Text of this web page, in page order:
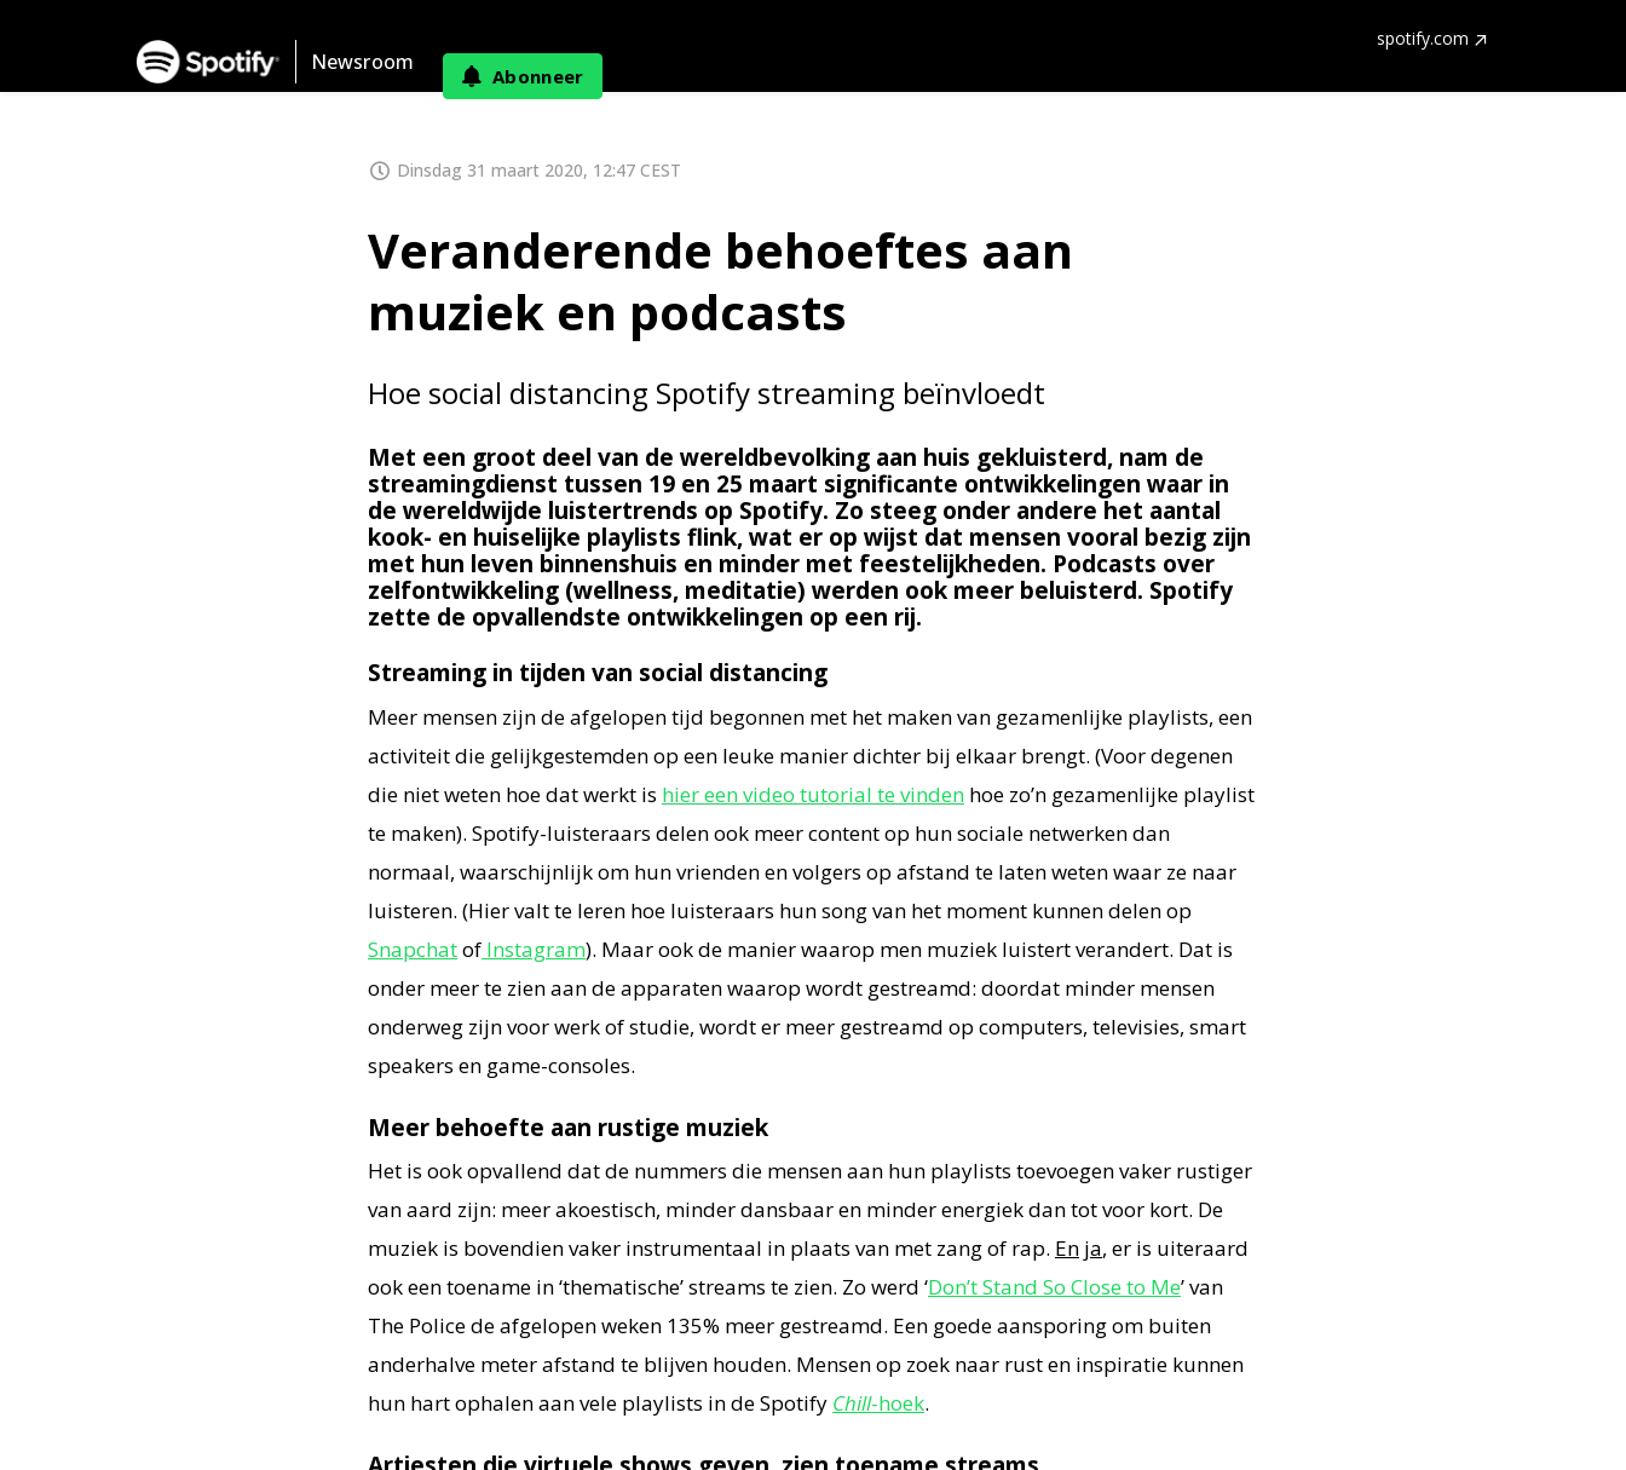
Newsroom
Abonneer
spotify.com
Dinsdag 31 maart 2020, 12:47 CEST
Veranderende behoeftes aan
muziek en podcasts
Hoe social distancing Spotify streaming beïnvloedt
Met een groot deel van de wereldbevolking aan huis gekluisterd, nam de
streamingdienst tussen 19 en 25 maart significante ontwikkelingen waar in
de wereldwijde luistertrends op Spotify. Zo steeg onder andere het aantal
kook- en huiselijke playlists flink, wat er op wijst dat mensen vooral bezig zijn
met hun leven binnenshuis en minder met feestelijkheden. Podcasts over
zelfontwikkeling (wellness, meditatie) werden ook meer beluisterd. Spotify
zette de opvallendste ontwikkelingen op een rij.
Streaming in tijden van social distancing
Meer mensen zijn de afgelopen tijd begonnen met het maken van gezamenlijke playlists, een
activiteit die gelijkgestemden op een leuke manier dichter bij elkaar brengt. (Voor degenen
die niet weten hoe dat werkt is hier een video tutorial te vinden hoe zo’n gezamenlijke playlist
te maken). Spotify-luisteraars delen ook meer content op hun sociale netwerken dan
normaal, waarschijnlijk om hun vrienden en volgers op afstand te laten weten waar ze naar
luisteren. (Hier valt te leren hoe luisteraars hun song van het moment kunnen delen op
Snapchatof Instagram). Maar ook de manier waarop men muziek luistert verandert. Dat is
onder meer te zien aan de apparaten waarop wordt gestreamd: doordat minder mensen
onderweg zijn voor werk of studie, wordt er meer gestreamd op computers, televisies, smart
speakers en game-consoles.
Meer behoefte aan rustige muziek
Het is ook opvallend dat de nummers die mensen aan hun playlists toevoegen vaker rustiger
van aard zijn: meer akoestisch, minder dansbaar en minder energiek dan tot voor kort. De
muziek is bovendien vaker instrumentaal in plaats van met zang of rap. En ja, er is uiteraard
ook een toename in ‘thematische’ streams te zien. Zo werd ‘Don’t Stand So Close to Me’ van
The Police de afgelopen weken 135% meer gestreamd. Een goede aansporing om buiten
anderhalve meter afstand te blijven houden. Mensen op zoek naar rust en inspiratie kunnen
hun hart ophalen aan vele playlists in de Spotify Chill-hoek.